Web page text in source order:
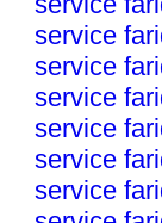
service
service
service
service
service
service